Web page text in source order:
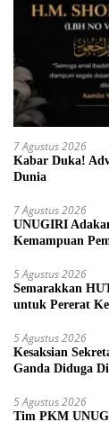
7 Agustus 2026
Kabar Duka!
Dunia
7 Agustus 2026
UNUGIRI
Kemampuan
5 Agustus 2026
Semarakkan
untuk Pererat
5 Agustus 2026
Kesaksian
Ganda Diduga
5 Agustus 2026
Tim PKM